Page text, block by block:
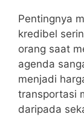
Pentingnya
kredibel
orang saat
agenda
menjadi
transportasi
daripada